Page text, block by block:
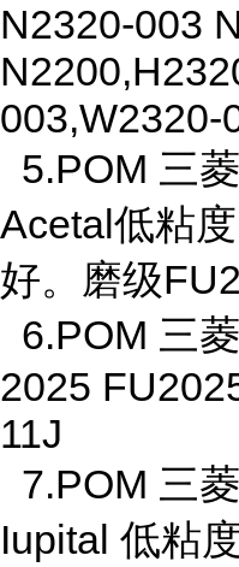
N2320-003
003,W2320-
5.POM 三
Acetal低粘
好。磨级
6.POM 三
2025
11J
7.POM 三
Iupital 低粘